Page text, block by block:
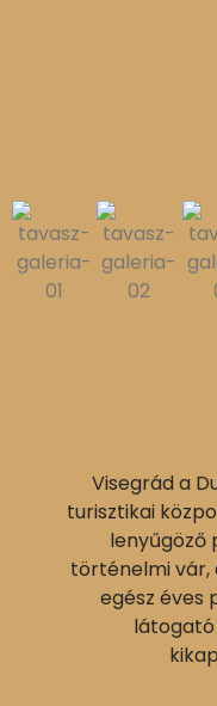
Visegrád a
turisztikai
lenyűgöző
történelmi vár,
egész éves